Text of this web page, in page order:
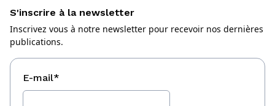
S'inscrire à la newsletter
Inscrivez vous à notre newsletter pour recevoir nos dernières
publications.
E-mail*